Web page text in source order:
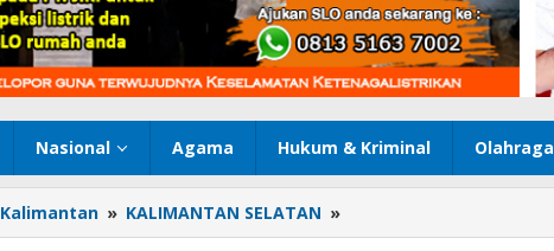
Nasional Agama Hukum & Kriminal Olahraga
Kalimantan » KALIMANTAN SELATAN »
Pelaku